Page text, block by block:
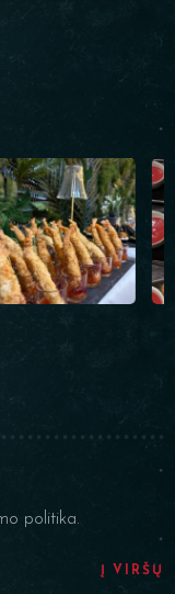
politika.
Į VIRŠŲ